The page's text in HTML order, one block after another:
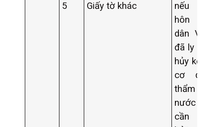
5
Giấy tờ khác
nếu bên
hôn là
dân Việt
đã ly hôn
hủy kết
cơ quan
thẩm
nước
cần bổ